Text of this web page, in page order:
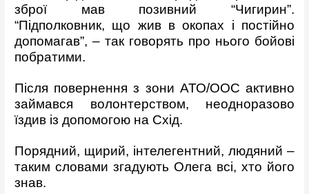
зброї мав позивний “Чигирин”.
“Підполковник, що жив в окопах і постійно
допомагав”, – так говорять про нього бойові
побратими.
Після повернення з зони АТО/ООС активно
займався волонтерством, неодноразово
їздив із допомогою на Схід.
Порядний, щирий, інтелегентний, людяний –
таким словами згадують Олега всі, хто його
знав.